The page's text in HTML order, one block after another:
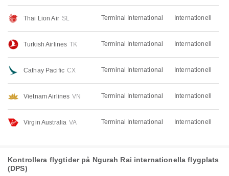
Thai Lion Air SL Terminal International Internationell
Turkish Airlines TK Terminal International Internationell
Cathay Pacific CX Terminal International Internationell
Vietnam Airlines VN Terminal International Internationell
Virgin Australia VA Terminal International Internationell
Kontrollera flygtider på Ngurah Rai internationella flygplats
(DPS)